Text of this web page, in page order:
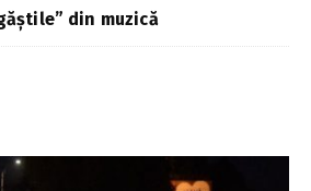
din muzică